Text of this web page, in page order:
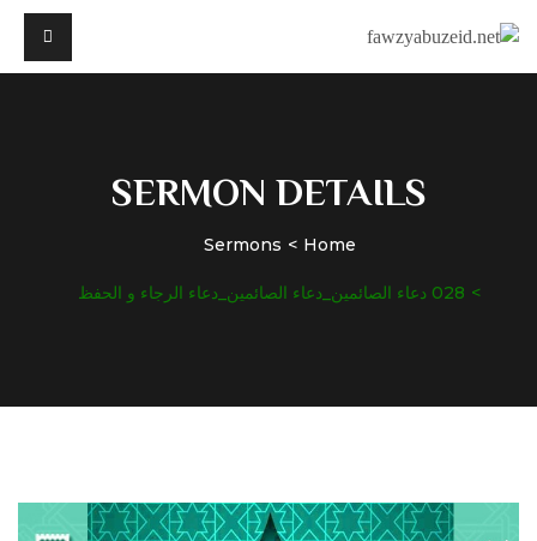
SERMON DETAILS
Home
Sermons
028 دعاء الصائمين_دعاء الصائمين_دعاء الرجاء و الحفظ